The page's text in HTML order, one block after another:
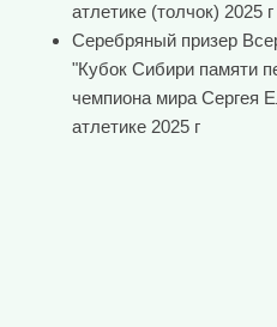
атлетике (толчок) 2025 г
Серебряный призер
"Кубок Сибири памяти
чемпиона мира Сергея
атлетике 2025 г